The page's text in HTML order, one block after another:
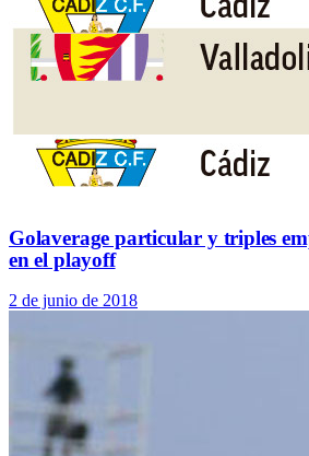
Golaverage particular y triples
en el playoff
2 de junio de 2018